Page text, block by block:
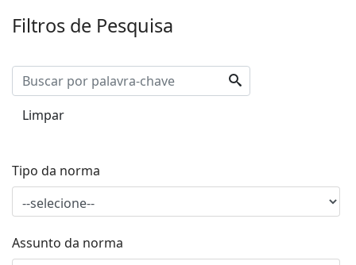
Filtros de Pesquisa
Limpar
Tipo da norma
Assunto da norma